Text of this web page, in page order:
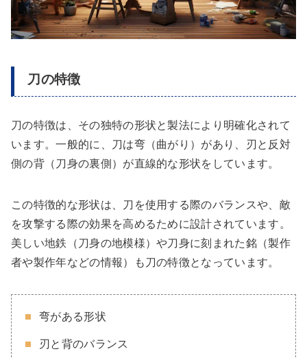
刀の特徴
刀の特徴は、その独特の形状と製法により明確化されて
います。一般的に、刀は弯（曲がり）があり、刃と反対
側の背（刀身の裏側）が直線的な形状をしています。
この特徴的な形状は、刀を使用する際のバランスや、敵
を攻撃する際の効果を高めるために設計されています。
美しい地鉄（刀身の地模様）や刀身に刻まれた銘（製作
者や製作年などの情報）も刀の特徴となっています。
弯がある形状
刃と背のバランス